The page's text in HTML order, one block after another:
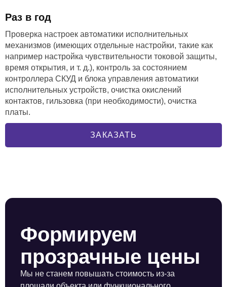
Раз в год
Проверка настроек автоматики исполнительных
механизмов (имеющих отдельные настройки, такие как
например настройка чувствительности токовой защиты,
время открытия, и т. д.), контроль за состоянием
контроллера СКУД и блока управления автоматики
исполнительных устройств, очистка окислений
контактов, гильзовка (при необходимости), очистка
платы.
ЗАКАЗАТЬ
Формируем
прозрачные цены
Мы не станем повышать стоимость из-за